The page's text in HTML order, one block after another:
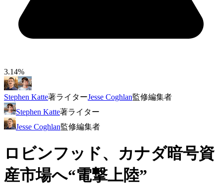
3.14%
Stephen Katte著ライターJesse Coghlan監修編集者
Stephen Katte著ライター
Jesse Coghlan監修編集者
ロビンフッド、カナダ暗号資
産市場へ“電撃上陸”